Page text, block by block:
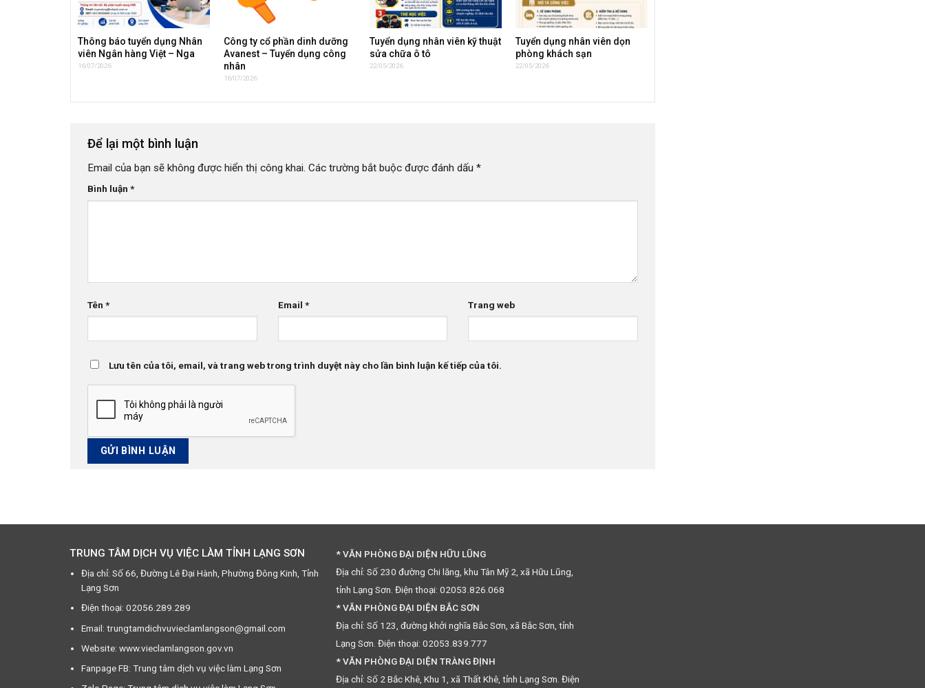
Thông báo tuyển dụng Nhân
viên Ngân hàng Việt – Nga
16/07/2026
Công ty cổ phần dinh dưỡng
Avanest – Tuyển dụng công
nhân
16/07/2026
Tuyển dụng nhân viên kỹ thuật
sửa chữa ô tô
22/05/2026
Tuyển dụng nhân viên dọn
phòng khách sạn
22/05/2026
Để lại một bình luận
Email của bạn sẽ không được hiển thị công khai. Các trường bắt buộc được đánh dấu *
Bình luận *
Tên * Email * Trang web
Lưu tên của tôi, email, và trang web trong trình duyệt này cho lần bình luận kế tiếp của tôi.
TRUNG TÂM DỊCH VỤ VIỆC LÀM TỈNH LẠNG SƠN
Địa chỉ: Số 66, Đường Lê Đại Hành, Phường Đông Kinh, Tỉnh
Lạng Sơn
Điện thoại: 02056.289.289
Email: trungtamdichvuvieclamlangson@gmail.com
Website: www.vieclamlangson.gov.vn
Fanpage FB: Trung tâm dịch vụ việc làm Lạng Sơn
* VĂN PHÒNG ĐẠI DIỆN HỮU LŨNG
Địa chỉ: Số 230 đường Chi lăng, khu Tân Mỹ 2, xã Hữu Lũng,
tỉnh Lạng Sơn. Điện thoại: 02053.826.068
* VĂN PHÒNG ĐẠI DIỆN BẮC SƠN
Địa chỉ: Số 123, đường khởi nghĩa Bắc Sơn, xã Bắc Sơn, tỉnh
Lạng Sơn. Điện thoại: 02053.839.777
* VĂN PHÒNG ĐẠI DIỆN TRÀNG ĐỊNH
Địa chỉ: Số 2 Bắc Khê, Khu 1, xã Thất Khê, tỉnh Lạng Sơn. Điện